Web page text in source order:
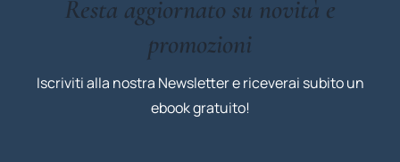
Resta aggiornato su novità e
promozioni
Iscriviti alla nostra Newsletter e riceverai subito un
ebook gratuito!